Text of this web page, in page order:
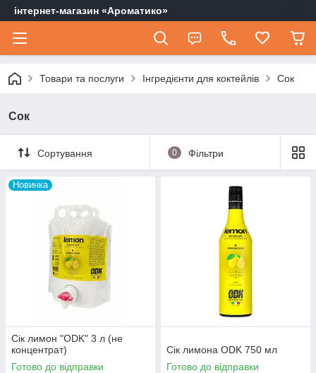
інтернет-магазин «Ароматико»
Товари та послуги Інгредієнти для коктейлів Сок
Сок
Сортування 0 Фільтри
Новинка
Сік лимон "ODK" 3 л (не
концентрат)
Готово до відправки
Сік лимона ODK 750 мл
Готово до відправки